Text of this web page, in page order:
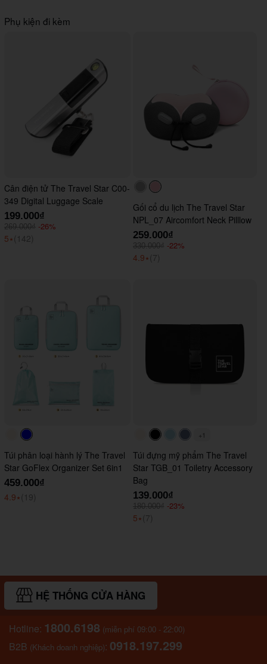
Phụ kiện đi kèm
Cân điện tử The Travel Star C00-
349 Digital Luggage Scale
199.000₫
269.000₫ -26%
5⭑ (142)
#acacac
Gối cổ du lịch The Travel Star
NPL_07 Aircomfort Neck Pilllow
259.000₫
330.000₫ -22%
4.9⭑ (7)
#faf0e6
Túi phân loại hành lý The Travel
Star GoFlex Organizer Set 6in1
459.000₫
4.9⭑ (19)
#faf0e6#000000#ADD8E6
+1
Túi đựng mỹ phẩm The Travel
Star TGB_01 Toiletry Accessory
Bag
139.000₫
180.000₫ -23%
5⭑ (7)
HỆ THỐNG CỬA HÀNG
Hotline: 1800.6198 (miễn phí 09:00 - 22:00)
B2B (Khách doanh nghiệp): 0918.197.299